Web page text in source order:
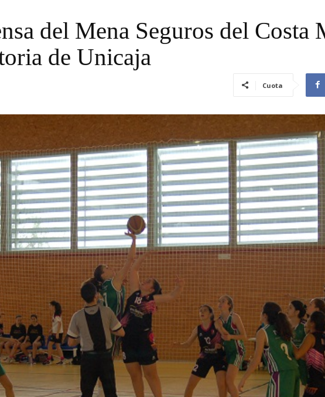
del Mena Seguros del Costa
de Unicaja
Cuota